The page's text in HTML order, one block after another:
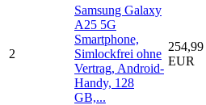
2
Samsung Galaxy
A25 5G
Smartphone,
Simlockfrei ohne
Vertrag, Android-
Handy, 128
GB,...
254,99
EUR